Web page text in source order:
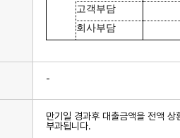
고객부담
회사부담
-
만기일 경과후 대출금액을 전액
부과됩니다.